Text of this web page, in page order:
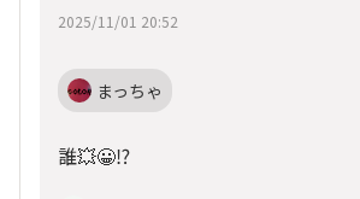
2025/11/01 20:52
まっちゃ
誰💥😀⁉️